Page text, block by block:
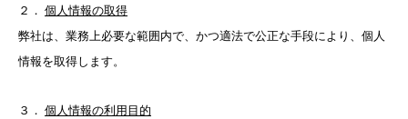
２． 個人情報の取得
弊社は、業務上必要な範囲内で、かつ適法で公正な手段により、個人
情報を取得します。
３． 個人情報の利用目的